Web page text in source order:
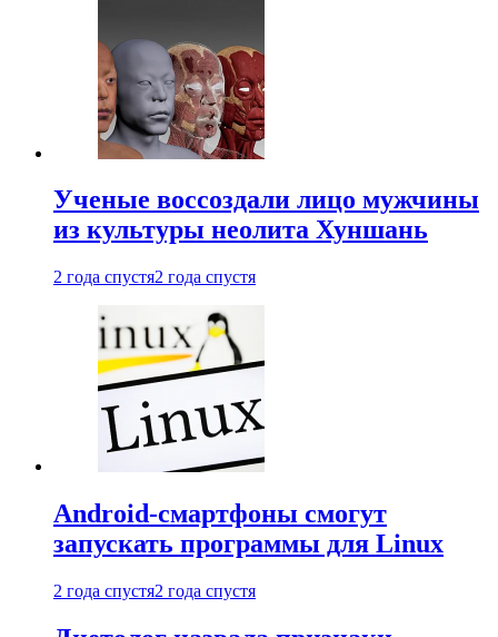
Ученые воссоздали лицо мужчины
из культуры неолита Хуншань
2 года спустя2 года спустя
Android-смартфоны смогут
запускать программы для Linux
2 года спустя2 года спустя